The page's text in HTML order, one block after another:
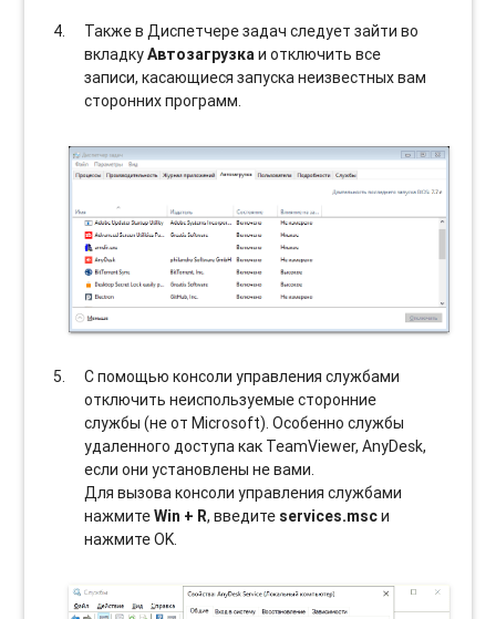
Также в Диспетчере задач следует зайти во
вкладкуАвтозагрузкаи отключить все
записи, касающиеся запуска неизвестных вам
сторонних программ.
С помощью консоли управления службами
отключить неиспользуемые сторонние
службы (не от Microsoft). Особенно службы
удаленного доступа как TeamViewer, AnyDesk,
если они установлены не вами.
Для вызова консоли управления службами
нажмитеWin + R, введите services.mscи
нажмите OK.